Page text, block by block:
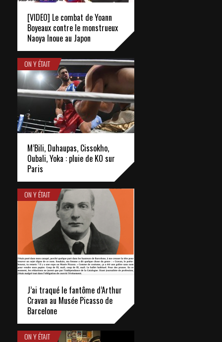
[VIDEO] Le combat de Yoann
Boyeaux contre le monstrueux
Naoya Inoue au Japon
ON Y ÉTAIT
M’Bili, Duhaupas, Cissokho,
Oubali, Yoka : pluie de KO sur
Paris
ON Y ÉTAIT
J’ai traqué le fantôme d’Arthur
Cravan au Musée Picasso de
Barcelone
ON Y ÉTAIT